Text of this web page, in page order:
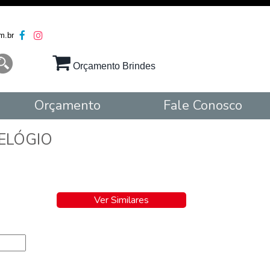
Orçamento Brindes
Orçamento Fale Conosco
Ver Similares